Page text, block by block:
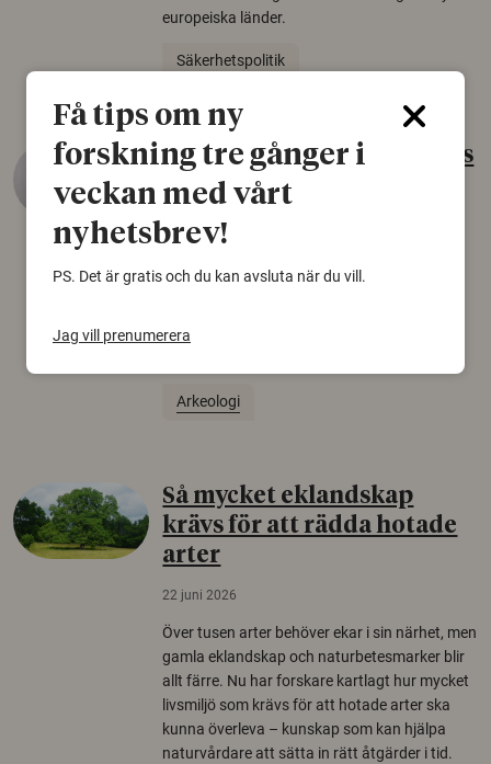
europeiska länder.
Säkerhetspolitik
Gammalt skinn var Sveriges
äldsta sko
22 juni 2026
björnfäll visar sig vara delar av en 2000 år
skomode och beskrivs som mycket ovanligt i
Arkeologi
Så mycket eklandskap
krävs för att rädda hotade
arter
22 juni 2026
Över tusen arter behöver ekar i sin närhet, men
gamla eklandskap och naturbetesmarker blir
allt färre. Nu har forskare kartlagt hur mycket
livsmiljö som krävs för att hotade arter ska
kunna överleva – kunskap som kan hjälpa
naturvårdare att sätta in rätt åtgärder i tid.
Få tips om ny
forskning tre gånger i
veckan med vårt
nyhetsbrev!
PS. Det är gratis och du kan avsluta när du vill.
Jag vill prenumerera